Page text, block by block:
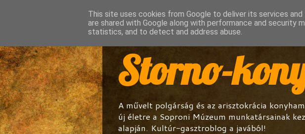
Storno-
A művelt polgárság és az arisztokrácia
új életre a Soproni Múzeum munkatársainak
alapján. Kultúr-gasztroblog a javából!
This site uses cookies from Google to deliver its services
are shared with Google along with performance and security
statistics, and to detect and address abuse.